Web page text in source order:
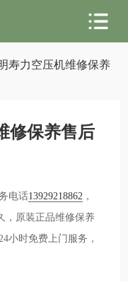
寿力空压机维修保养
修保养售后
电话13929218862 ，
，原装正品维修保养
小时免费上门服务，